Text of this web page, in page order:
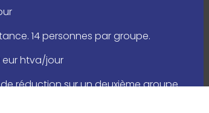
14 personnes par groupe.
eur htva/jour
de réduction sur un deuxième groupe